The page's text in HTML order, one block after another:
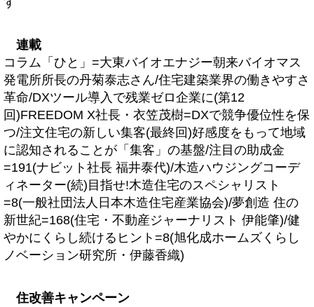
連載
コラム「ひと」=大東バイオエナジー朝来バイオマス
発電所所長の丹菊泰志さん/住宅建築業界の働きやすさ
革命/DXツール導入で残業ゼロ企業に(第12
回)FREEDOM X社長・衣笠茂樹=DXで競争優位性を保
つ/注文住宅の新しい集客(最終回)好感度をもって地域
に認知されることが「集客」の基盤/注目の助成金
=191(ナビット社長 福井泰代)/木造ハウジングコーデ
ィネーター(続)目指せ!木造住宅のスペシャリスト
=8(一般社団法人日本木造住宅産業協会)/夢創造 住の
新世紀=168(住宅・不動産ジャーナリスト 伊能肇)/健
やかにくらし続けるヒント=8(旭化成ホームズくらし
ノベーション研究所・伊藤香織)
住改善キャンペーン